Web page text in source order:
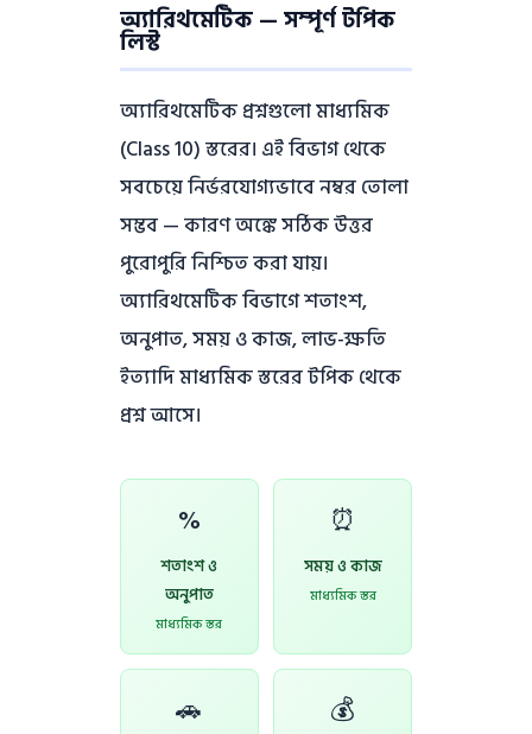
অ্যারিথমেটিক — সম্পূর্ণ টপিক
লিস্ট
অ্যারিথমেটিক প্রশ্নগুলো মাধ্যমিক
(Class 10) স্তরের। এই বিভাগ থেকে
সবচেয়ে নির্ভরযোগ্যভাবে নম্বর তোলা
সম্ভব — কারণ অঙ্কে সঠিক উত্তর
পুরোপুরি নিশ্চিত করা যায়।
অ্যারিথমেটিক বিভাগে শতাংশ,
অনুপাত, সময় ও কাজ, লাভ-ক্ষতি
ইত্যাদি মাধ্যমিক স্তরের টপিক থেকে
প্রশ্ন আসে।
%
শতাংশ ও
অনুপাত
মাধ্যমিক স্তর
⏰
সময় ও কাজ
মাধ্যমিক স্তর
🚗 💰